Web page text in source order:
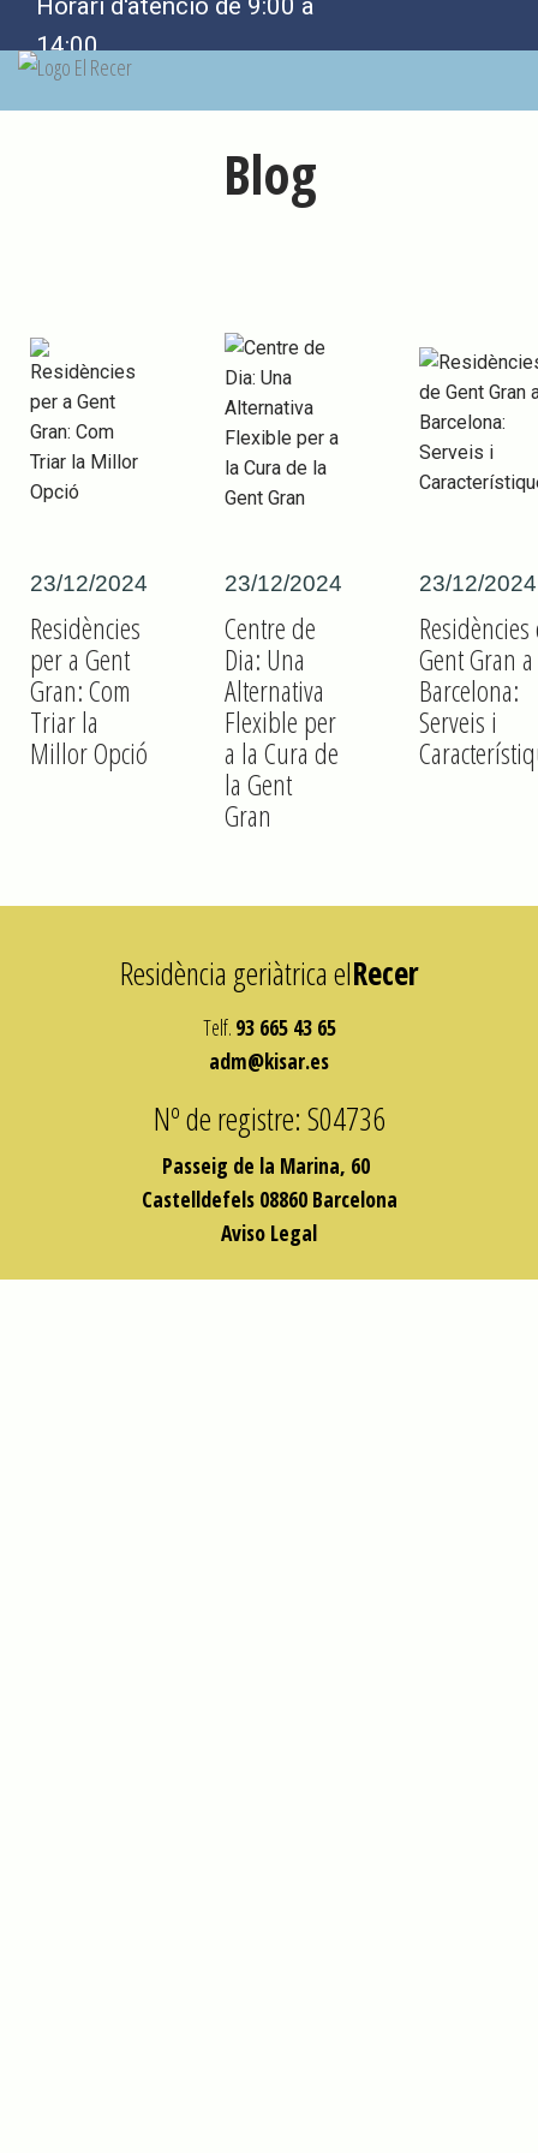
Horari d'atenció de 9:00 a
14:00
Blog
Residències
per a Gent
Gran: Com
Triar la
Millor Opció
23/12/2024
Centre de
Dia: Una
Alternativa
Flexible per
a la Cura de
la Gent
Gran
23/12/2024
Gent Gran a
Barcelona:
Serveis i
23/12/2024
Residència geriàtrica elRecer
Telf. 93 665 43 65
adm@kisar.es
Nº de registre: S04736
Passeig de la Marina, 60
Castelldefels 08860 Barcelona
Aviso Legal